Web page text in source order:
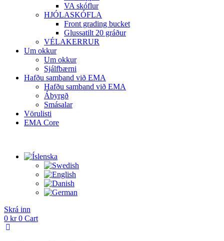
VA skóflur
HJÓLASKÓFLA
Front grading bucket
Glussatilt 20 gráður
VÉLAKERRUR
Um okkur
Um okkur
Sjálfbærni
Hafðu samband við EMA
Hafðu samband við EMA
Ábyrgð
Smásalar
Vörulisti
EMA Core
Skrá inn
0 kr 0 Cart